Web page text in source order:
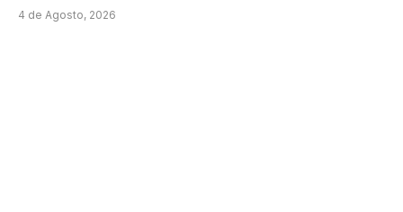
4 de Agosto, 2026